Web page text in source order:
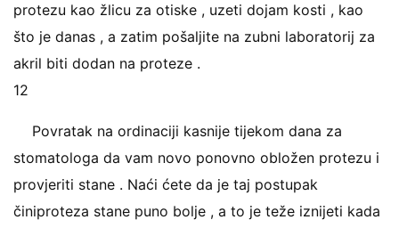
protezu kao žlicu za otiske , uzeti dojam kosti , kao
što je danas , a zatim pošaljite na zubni laboratorij za
akril biti dodan na proteze .
12
Povratak na ordinaciji kasnije tijekom dana za
stomatologa da vam novo ponovno obložen protezu i
provjeriti stane . Naći ćete da je taj postupak
činiproteza stane puno bolje , a to je teže iznijeti kada